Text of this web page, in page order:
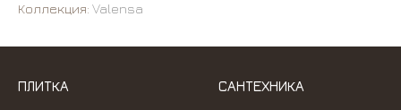
Коллекция: Valensa
ПЛИТКА САНТЕХНИКА